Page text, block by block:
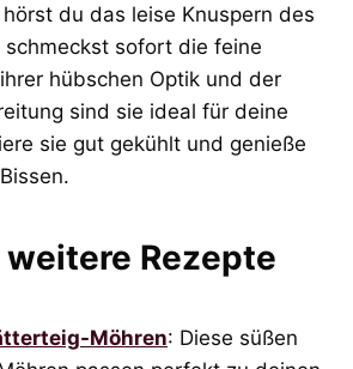
du das leise Knuspern des
sofort die feine
hübschen Optik und der
sind sie ideal für deine
sie gut gekühlt und genieße
Rezepte
Möhren: Diese süßen